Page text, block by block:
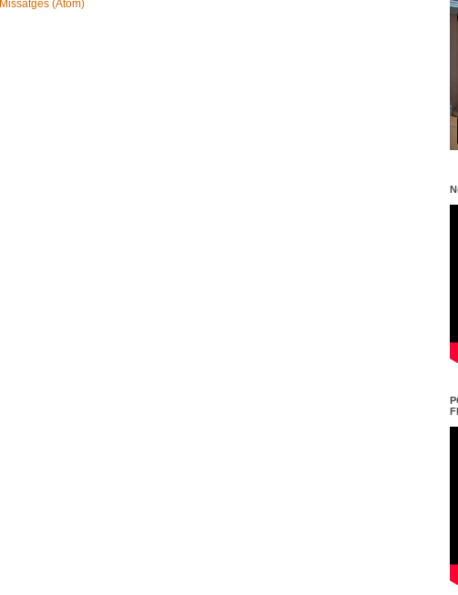
Missatges (Atom)